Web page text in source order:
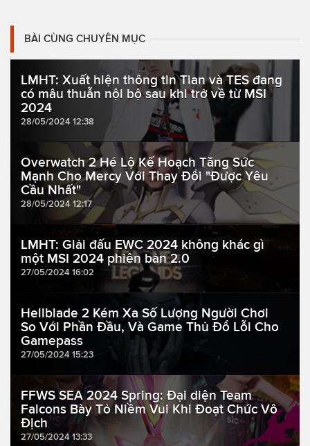
BÀI CÙNG CHUYÊN MỤC
LMHT: Xuất hiện thông tin Tian và TES đang
có mâu thuẫn nội bộ sau khi trở về từ MSI
2024
28/05/2024 12:38
Overwatch 2 Hé Lộ Kế Hoạch Tăng Sức
Mạnh Cho Mercy Với Thay Đổi "Được Yêu
Cầu Nhất"
28/05/2024 12:17
LMHT: Giải đấu EWC 2024 không khác gì
một MSI 2024 phiên bản 2.0
27/05/2024 16:02
Hellblade 2 Kém Xa Số Lượng Người Chơi
So Với Phần Đầu, Và Game Thủ Đổ Lỗi Cho
Gamepass
27/05/2024 15:23
FFWS SEA 2024 Spring: Đại diện Team
Falcons Bày Tỏ Niềm Vui Khi Đoạt Chức Vô
Địch
27/05/2024 13:33